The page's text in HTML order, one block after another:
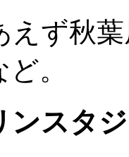
えず秋
。
スタ